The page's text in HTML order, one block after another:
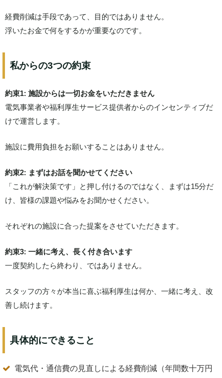
経費削減は手段であって、目的ではありません。
浮いたお金で何をするかが重要なのです。
私からの3つの約束
約束1: 施設からは一切お金をいただきません
電気事業者や福利厚生サービス提供者からのインセンティブだ
けで運営します。
施設に費用負担をお願いすることはありません。
約束2: まずはお話を聞かせてください
「これが解決策です」と押し付けるのではなく、まずは15分だ
け、皆様の課題や悩みをお聞かせください。
それぞれの施設に合った提案をさせていただきます。
約束3: 一緒に考え、長く付き合います
一度契約したら終わり、ではありません。
スタッフの方々が本当に喜ぶ福利厚生は何か、一緒に考え、改
善し続けます。
具体的にできること
電気代・通信費の見直しによる経費削減（年間数十万円